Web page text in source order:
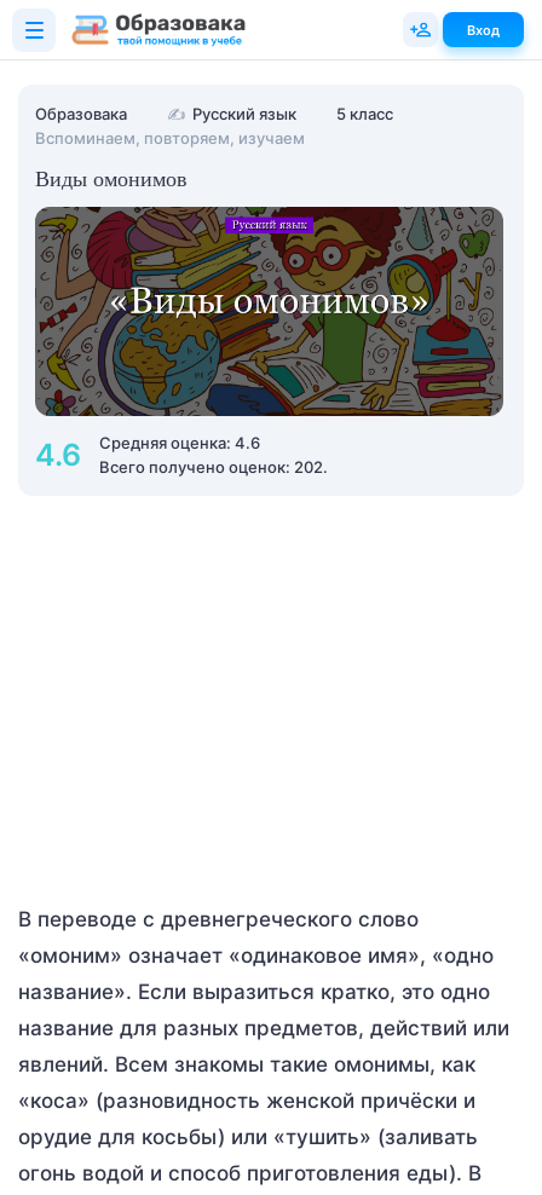
Образовака ✍ Русский язык
5 класс
Вспоминаем, повторяем, изучаем
Виды омонимов
4.6
Средняя оценка: 4.6
Всего получено оценок: 202.
В переводе с древнегреческого слово
«омоним» означает «одинаковое имя», «одно
название». Если выразиться кратко, это одно
название для разных предметов, действий или
явлений. Всем знакомы такие омонимы, как
«коса» (разновидность женской причёски и
орудие для косьбы) или «тушить» (заливать
огонь водой и способ приготовления еды). В
Вход